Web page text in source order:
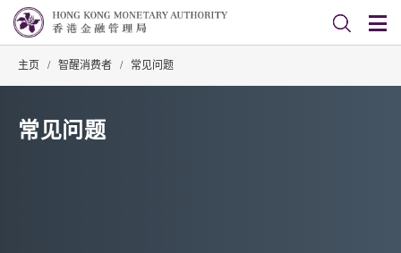
主页 / 智醒消费者 / 常见问题
常见问题